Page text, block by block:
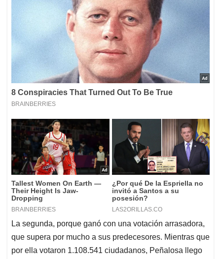
La segunda, porque ganó con una votación arrasadora,
que supera por mucho a sus predecesores. Mientras que
por ella votaron 1.108.541 ciudadanos, Peñalosa llego
con 903.764 (200.000 menos), y Petro con 729.308 (casi
400.000 votos menos). Esa confianza le proporciona la
gobernabilidad que necesita para formar un gobierno
incluyente, soberano, fuerte y sin compromisos.
La tercera razón, pero la más importante, es que, cómo
no tiene deudas ni patrones, llega a la Alcaldía con una